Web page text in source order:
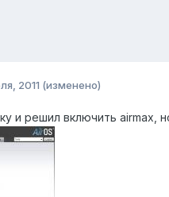
2011 (изменено)
и решил включить airmax,